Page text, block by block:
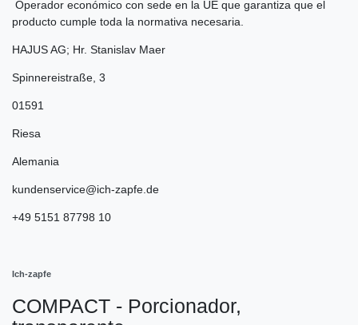
Operador económico con sede en la UE que garantiza que el
producto cumple toda la normativa necesaria.
HAJUS AG; Hr. Stanislav Maer
Spinnereistraße 3
01591
Riesa
Alemania
kundenservice@ich-zapfe.de
+49 5151 87798 10
Ich-zapfe
COMPACT - Porcionador,